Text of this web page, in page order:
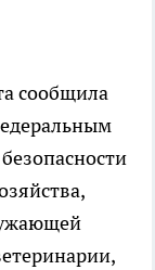
сообщила